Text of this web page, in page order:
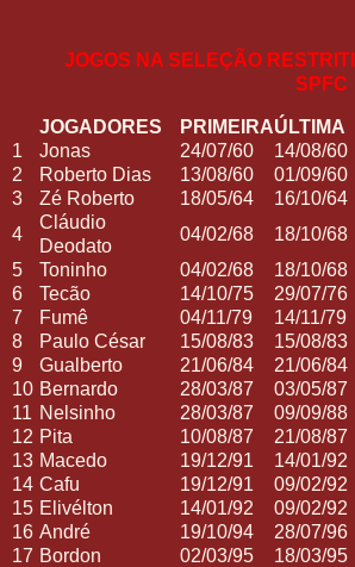
JOGOS NA SELEÇÃO
SPFC
JOGADORES PRIMEIRAÚLTIMA
1
Jonas 24/07/60 14/08/60
2
Roberto Dias 13/08/60 01/09/60
3
Zé Roberto 18/05/64 16/10/64
4
Cláudio
Deodato
04/02/68 18/10/68
5
Toninho 04/02/68 18/10/68
6
Tecão 14/10/75 29/07/76
7
Fumê 04/11/79 14/11/79
8
Paulo César 15/08/83 15/08/83
9
Gualberto 21/06/84 21/06/84
10 Bernardo 28/03/87 03/05/87
11 Nelsinho 28/03/87 09/09/88
12 Pita 10/08/87 21/08/87
13 Macedo 19/12/91 14/01/92
14 Cafu 19/12/91 09/02/92
15 Elivélton 14/01/92 09/02/92
16 André 19/10/94 28/07/96
17 Bordon 02/03/95 18/03/95